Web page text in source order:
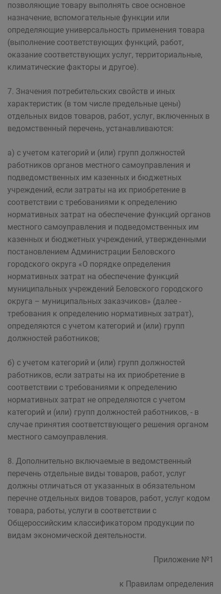
позволяющие товару выполнять свое основное
назначение, вспомогательные функции или
определяющие универсальность применения товара
(выполнение соответствующих функций, работ,
оказание соответствующих услуг, территориальные,
климатические факторы и другое).
7. Значения потребительских свойств и иных
характеристик (в том числе предельные цены)
отдельных видов товаров, работ, услуг, включенных в
ведомственный перечень, устанавливаются:
а) с учетом категорий и (или) групп должностей
работников органов местного самоуправления и
подведомственных им казенных и бюджетных
учреждений, если затраты на их приобретение в
соответствии с требованиями к определению
нормативных затрат на обеспечение функций органов
местного самоуправления и подведомственных им
казенных и бюджетных учреждений, утвержденными
постановлением Администрации Беловского
городского округа «О порядке определения
нормативных затрат на обеспечение функций
муниципальных учреждений Беловского городского
округа – муниципальных заказчиков» (далее -
требования к определению нормативных затрат),
определяются с учетом категорий и (или) групп
должностей работников;
б) с учетом категорий и (или) групп должностей
работников, если затраты на их приобретение в
соответствии с требованиями к определению
нормативных затрат не определяются с учетом
категорий и (или) групп должностей работников, - в
случае принятия соответствующего решения органом
местного самоуправления.
8. Дополнительно включаемые в ведомственный
перечень отдельные виды товаров, работ, услуг
должны отличаться от указанных в обязательном
перечне отдельных видов товаров, работ, услуг кодом
товара, работы, услуги в соответствии с
Общероссийским классификатором продукции по
видам экономической деятельности.
Приложение №1
к Правилам определения